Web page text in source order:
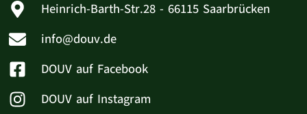
Heinrich-Barth-Str.28 - 66115 Saarbrücken
info@douv.de
DOUV auf Facebook
DOUV auf Instagram